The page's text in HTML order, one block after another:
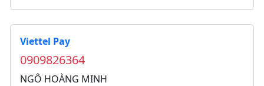
Viettel Pay
0909826364
NGÔ HOÀNG MINH